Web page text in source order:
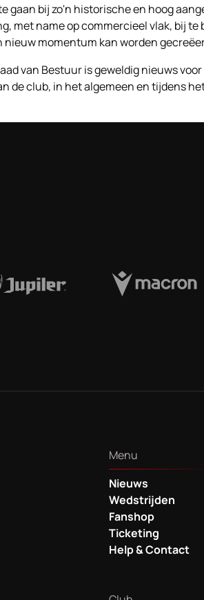
gaan bij zo'n historische en hoog
met name op commercieel vlak, bij
momentum kan worden
van Bestuur is geweldig nieuws
de club, in het algemeen en tijdens
Menu
Nieuws
Wedstrijden
Fanshop
Ticketing
Help & Contact